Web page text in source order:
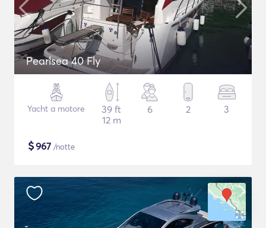
Pearlsea 40 Fly
Yacht a motore
39 ft
12 m
6 2 3
$967 /notte